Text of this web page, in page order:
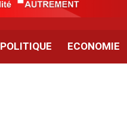
POLITIQUE ECONOMIE